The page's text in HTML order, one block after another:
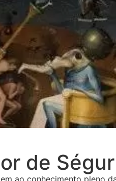
de Ségur
ao conhecimento pleno